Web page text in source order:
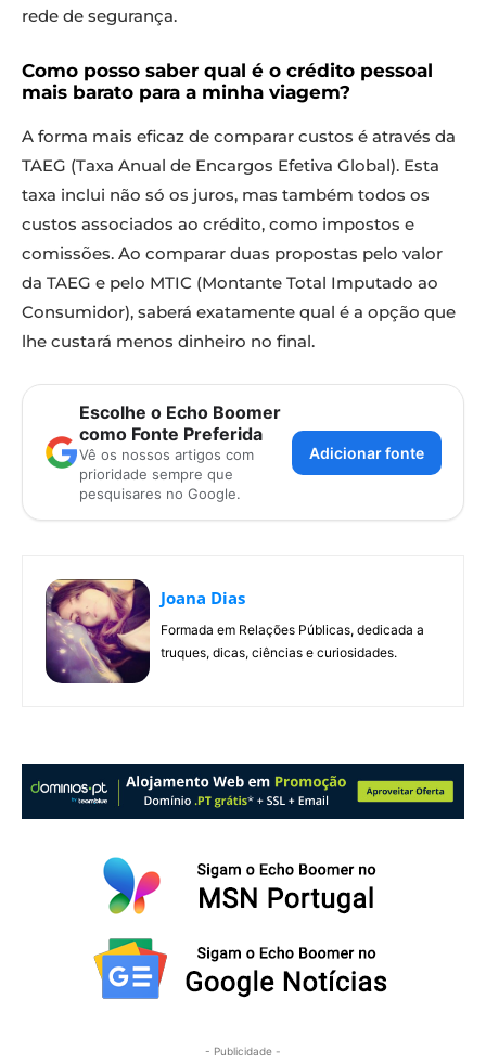
rede de segurança.
Como posso saber qual é o crédito pessoal
mais barato para a minha viagem?
A forma mais eficaz de comparar custos é através da
TAEG (Taxa Anual de Encargos Efetiva Global). Esta
taxa inclui não só os juros, mas também todos os
custos associados ao crédito, como impostos e
comissões. Ao comparar duas propostas pelo valor
da TAEG e pelo MTIC (Montante Total Imputado ao
Consumidor), saberá exatamente qual é a opção que
lhe custará menos dinheiro no final.
Escolhe o Echo Boomer
como Fonte Preferida
Vê os nossos artigos com
prioridade sempre que
pesquisares no Google.
Adicionar fonte
Joana Dias
Formada em Relações Públicas, dedicada a
truques, dicas, ciências e curiosidades.
- Publicidade -